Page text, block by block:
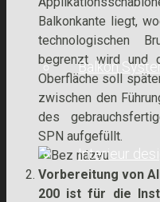
Balkon
Interieur
Balkonkante liegt,
technologischen
begrenzt wird und
Oberfläche soll
zwischen den
des
SPN aufgefüllt.
Vorbereitung von
200 ist für die